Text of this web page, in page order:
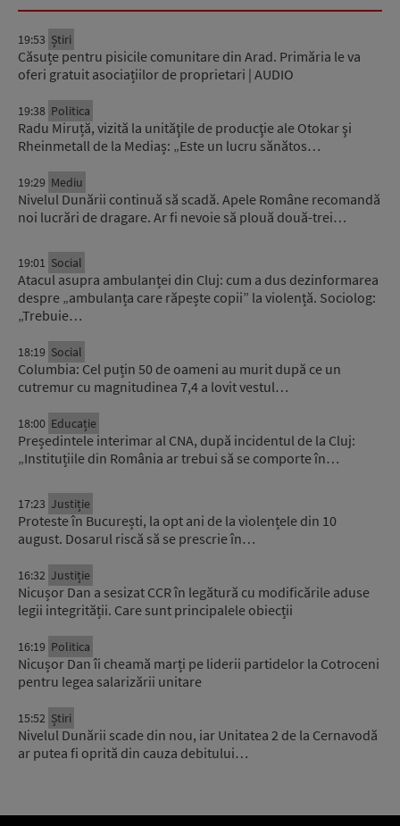
19:53 Știri
Căsuțe pentru pisicile comunitare din Arad. Primăria le va
oferi gratuit asociațiilor de proprietari | AUDIO
19:38 Politica
Radu Miruță, vizită la unităţile de producţie ale Otokar şi
Rheinmetall de la Mediaș: „Este un lucru sănătos…
19:29 Mediu
Nivelul Dunării continuă să scadă. Apele Române recomandă
noi lucrări de dragare. Ar fi nevoie să plouă două-trei…
19:01 Social
Atacul asupra ambulanței din Cluj: cum a dus dezinformarea
despre „ambulanța care răpește copii” la violență. Sociolog:
„Trebuie…
18:19 Social
Columbia: Cel puțin 50 de oameni au murit după ce un
cutremur cu magnitudinea 7,4 a lovit vestul…
18:00 Educație
Președintele interimar al CNA, după incidentul de la Cluj:
„Instituțiile din România ar trebui să se comporte în…
17:23 Justiție
Proteste în București, la opt ani de la violențele din 10
august. Dosarul riscă să se prescrie în…
16:32 Justiție
Nicușor Dan a sesizat CCR în legătură cu modificările aduse
legii integrității. Care sunt principalele obiecții
16:19 Politica
Nicușor Dan îi cheamă marți pe liderii partidelor la Cotroceni
pentru legea salarizării unitare
15:52 Știri
Nivelul Dunării scade din nou, iar Unitatea 2 de la Cernavodă
ar putea fi oprită din cauza debitului…